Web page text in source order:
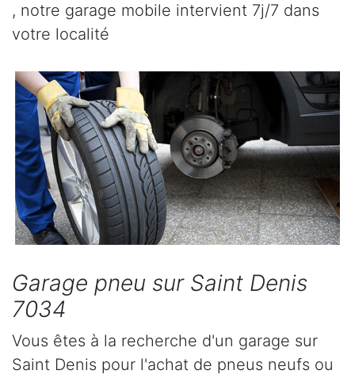
, notre garage mobile intervient 7j/7 dans
votre localité
Garage pneu sur Saint Denis
7034
Vous êtes à la recherche d'un garage sur
Saint Denis pour l'achat de pneus neufs ou